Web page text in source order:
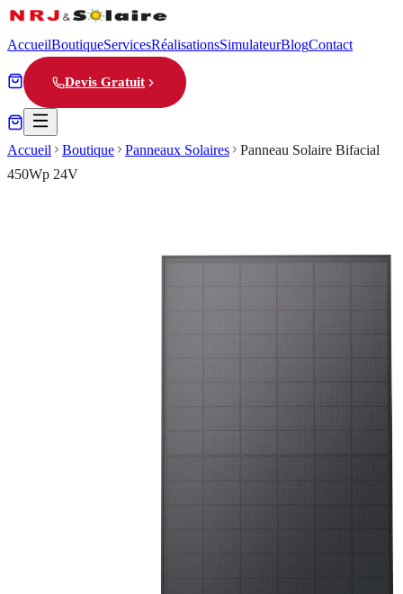
AccueilBoutiqueServicesRéalisationsSimulateurBlogContact
Devis Gratuit
Accueil Boutique Panneaux Solaires
Panneau Solaire Bifacial
450Wp 24V